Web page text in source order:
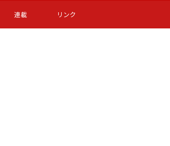
第16節 09/06 (日) 15:00
- -
連載 リンク